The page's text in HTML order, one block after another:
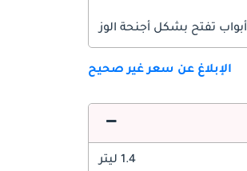
أبواب تفتح بشكل أجنحة الوز
الإبلاغ عن سعر غير صحيح
1.4 ليتر